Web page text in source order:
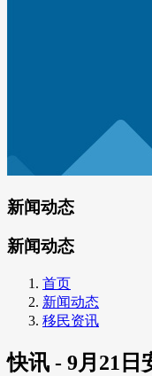
新闻动态
新闻动态
首页
新闻动态
移民资讯
快讯 - 9月21日